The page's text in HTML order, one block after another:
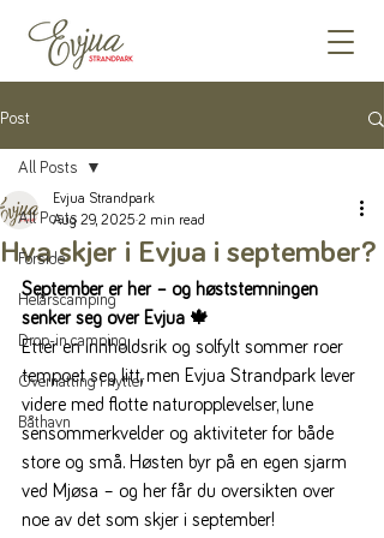
Post
All Posts
Forside
Helårscamping
Drop-in camping
Overnatting i hytter
Båthavn
All Posts
Hva skjer i Evjua i september?
Evjua Strandpark
Aug 29, 2025 2 min read
September er her – og høststemningen
senker seg over Evjua 🍁
Etter en innholdsrik og solfylt sommer roer
tempoet seg litt, men Evjua Strandpark lever
videre med flotte naturopplevelser, lune
sensommerkvelder og aktiviteter for både
store og små. Høsten byr på en egen sjarm
ved Mjøsa – og her får du oversikten over
noe av det som skjer i september!